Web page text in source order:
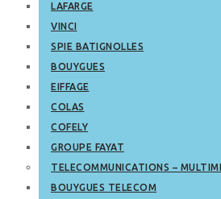
LAFARGE
VINCI
SPIE BATIGNOLLES
BOUYGUES
EIFFAGE
COLAS
COFELY
GROUPE FAYAT
TELECOMMUNICATIONS –
BOUYGUES TELECOM